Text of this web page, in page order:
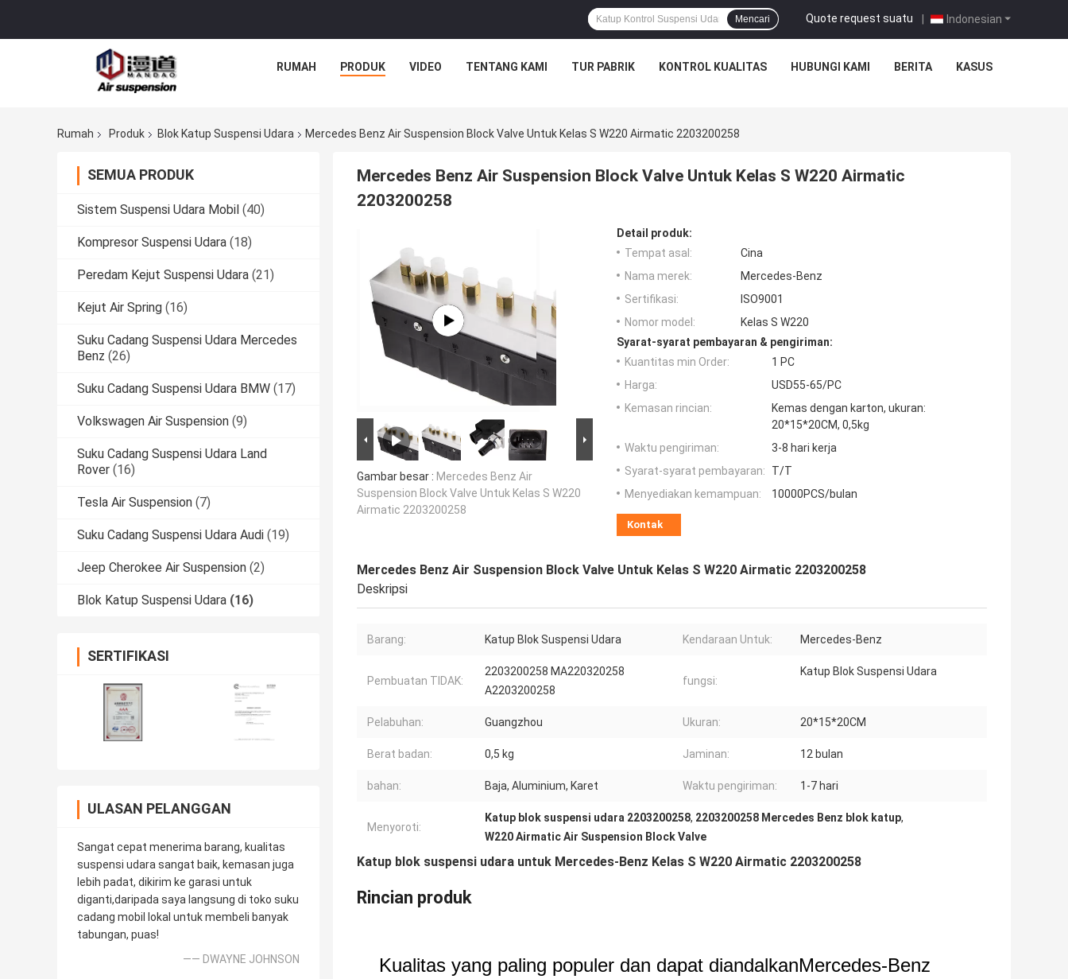
Indonesian
Quote request suatu |
Mencari
RUMAH PRODUK VIDEO TENTANG KAMI TUR PABRIK KONTROL KUALITAS HUBUNGI KAMI BERITA KASUS
Rumah Produk Blok Katup Suspensi Udara Mercedes Benz Air Suspension Block Valve Untuk Kelas S W220 Airmatic 2203200258
SEMUA PRODUK
Sistem Suspensi Udara Mobil (40)
Kompresor Suspensi Udara (18)
Peredam Kejut Suspensi Udara (21)
Kejut Air Spring (16)
Suku Cadang Suspensi Udara Mercedes
Benz (26)
Suku Cadang Suspensi Udara BMW (17)
Volkswagen Air Suspension (9)
Suku Cadang Suspensi Udara Land
Rover (16)
Tesla Air Suspension (7)
Suku Cadang Suspensi Udara Audi (19)
Jeep Cherokee Air Suspension (2)
Blok Katup Suspensi Udara (16)
SERTIFIKASI
ULASAN PELANGGAN
Sangat cepat menerima barang, kualitas
suspensi udara sangat baik, kemasan juga
lebih padat, dikirim ke garasi untuk
diganti,daripada saya langsung di toko suku
cadang mobil lokal untuk membeli banyak
tabungan, puas!
—— DWAYNE JOHNSON
Mercedes Benz Air Suspension Block Valve Untuk Kelas S W220 Airmatic
2203200258
Gambar besar : Mercedes Benz Air
Suspension Block Valve Untuk Kelas S W220
Airmatic 2203200258
Detail produk:
Tempat asal:
Cina
Nama merek:
Mercedes-Benz
Sertifikasi:
ISO9001
Nomor model:
Kelas S W220
Syarat-syarat pembayaran & pengiriman:
Kuantitas min Order:
1 PC
Harga:
USD55-65/PC
Kemasan rincian:
Kemas dengan karton, ukuran:
20*15*20CM, 0,5kg
Waktu pengiriman:
3-8 hari kerja
Syarat-syarat pembayaran:
T/T
Menyediakan kemampuan:
10000PCS/bulan
Kontak
Mercedes Benz Air Suspension Block Valve Untuk Kelas S W220 Airmatic 2203200258
Deskripsi
Barang: Katup Blok Suspensi Udara Kendaraan Untuk: Mercedes-Benz
Pembuatan TIDAK:
2203200258 MA220320258
A2203200258
fungsi:
Katup Blok Suspensi Udara
Pelabuhan: Guangzhou Ukuran: 20*15*20CM
Berat badan: 0,5 kg Jaminan: 12 bulan
bahan: Baja, Aluminium, Karet Waktu pengiriman: 1-7 hari
Menyoroti:
Katup blok suspensi udara 2203200258, 2203200258 Mercedes Benz blok katup,
W220 Airmatic Air Suspension Block Valve
Katup blok suspensi udara untuk Mercedes-Benz Kelas S W220 Airmatic 2203200258
Rincian produk
Kualitas yang paling populer dan dapat diandalkanMercedes-Benz